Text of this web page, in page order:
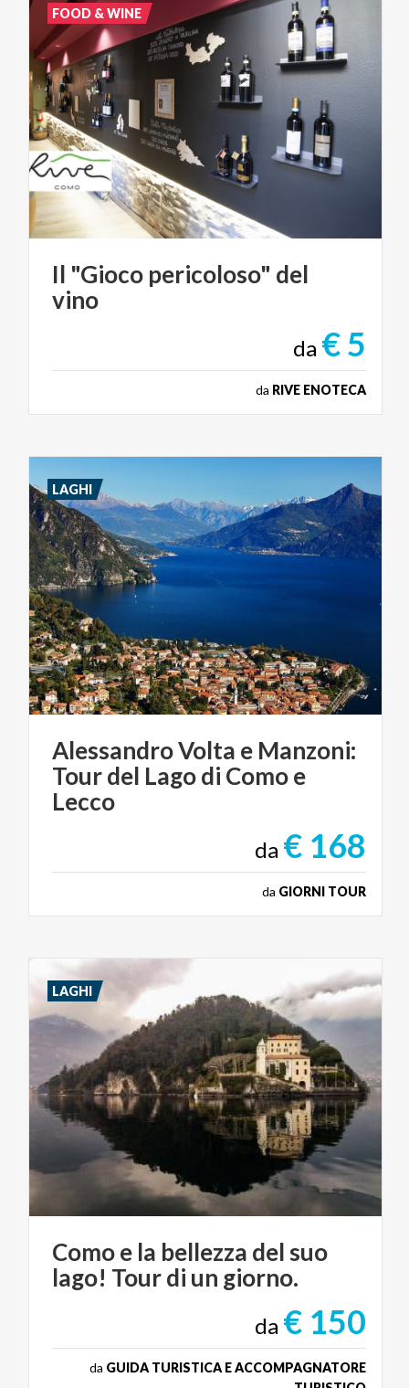
Il "Gioco pericoloso" del
vino
da € 5
da RIVE ENOTECA
FOOD & WINE
Alessandro Volta e Manzoni:
Tour del Lago di Como e
Lecco
da € 168
da GIORNI TOUR
LAGHI
Comoe la bellezza del suo
lago! Tourdi un giorno.
da € 150
da GUIDA TURISTICA E ACCOMPAGNATORE
LAGHI